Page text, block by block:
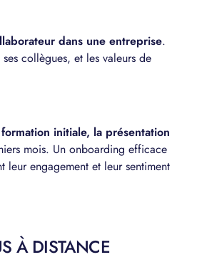
dans une entreprise.
collègues, et les valeurs de
initiale, la présentation
mois. Un onboarding efficace
leur engagement et leur sentiment
À DISTANCE